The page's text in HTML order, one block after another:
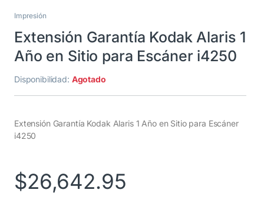
Impresión
Extensión Garantía Kodak Alaris 1
Año en Sitio para Escáner i4250
Disponibilidad: Agotado
Extensión Garantía Kodak Alaris 1 Año en Sitio para Escáner
i4250
$26,642.95